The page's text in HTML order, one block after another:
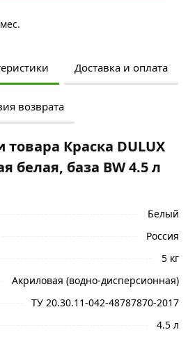
Доставка и оплата
возврата
товара Краска DULUX
белая, база BW 4.5 л
Белый
Россия
5 кг
Акриловая (водно-дисперсионная)
ТУ 20.30.11-042-48787870-2017
4.5 л